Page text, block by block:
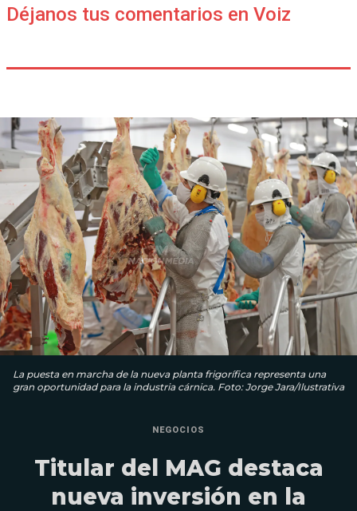
Déjanos tus comentarios en Voiz
La puesta en marcha de la nueva planta frigorífica representa una
gran oportunidad para la industria cárnica. Foto: Jorge Jara/Ilustrativa
NEGOCIOS
Titular del MAG destaca
nueva inversión en la